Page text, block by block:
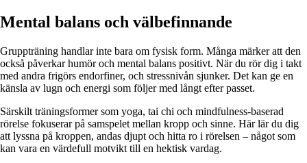
Mental balans och välbefinnande
Gruppträning handlar inte bara om fysisk form. Många märker att den
också påverkar humör och mental balans positivt. När du rör dig i takt
med andra frigörs endorfiner, och stressnivån sjunker. Det kan ge en
känsla av lugn och energi som följer med långt efter passet.
Särskilt träningsformer som yoga, tai chi och mindfulness-baserad
rörelse fokuserar på samspelet mellan kropp och sinne. Här lär du dig
att lyssna på kroppen, andas djupt och hitta ro i rörelsen – något som
kan vara en värdefull motvikt till en hektisk vardag.